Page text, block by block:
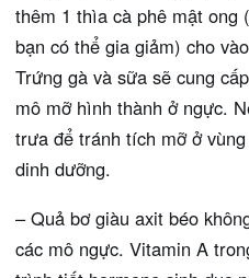
thêm 1 thìa cà phê mật ong
bạn có thể gia giảm) cho
Trứng gà và sữa sẽ cung
mô mỡ hình thành ở ngực.
trưa để tránh tích mỡ ở
dinh dưỡng.
– Quả bơ giàu axit béo
các mô ngực. Vitamin A